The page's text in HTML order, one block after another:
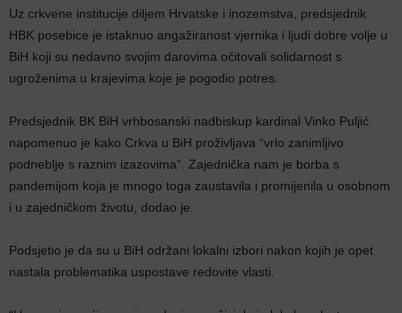
Uz crkvene institucije diljem Hrvatske i inozemstva, predsjednik
HBK posebice je istaknuo angažiranost vjernika i ljudi dobre volje u
BiH koji su nedavno svojim darovima očitovali solidarnost s
ugroženima u krajevima koje je pogodio potres.
Predsjednik BK BiH vrhbosanski nadbiskup kardinal Vinko Puljić
napomenuo je kako Crkva u BiH proživljava “vrlo zanimljivo
podneblje s raznim izazovima”. Zajednička nam je borba s
pandemijom koja je mnogo toga zaustavila i promijenila u osobnom
i u zajedničkom životu, dodao je.
Podsjetio je da su u BiH održani lokalni izbori nakon kojih je opet
nastala problematika uspostave redovite vlasti.